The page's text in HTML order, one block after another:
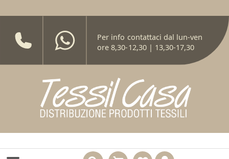
Per info contattaci dal lun-ven
ore 8,30-12,30 | 13,30-17,30